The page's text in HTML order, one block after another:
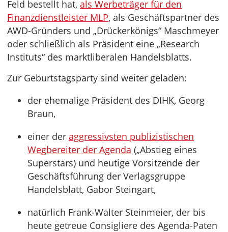
Feld bestellt hat, als Werbeträger für den
Finanzdienstleister MLP, als Geschäftspartner des
AWD-Gründers und „Drückerkönigs“ Maschmeyer
oder schließlich als Präsident eine „Research
Instituts“ des marktliberalen Handelsblatts.
Zur Geburtstagsparty sind weiter geladen:
der ehemalige Präsident des DIHK, Georg
Braun,
einer der aggressivsten publizistischen
Wegbereiter der Agenda („Abstieg eines
Superstars) und heutige Vorsitzende der
Geschäftsführung der Verlagsgruppe
Handelsblatt, Gabor Steingart,
natürlich Frank-Walter Steinmeier, der bis
heute getreue Consigliere des Agenda-Paten